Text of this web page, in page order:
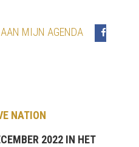
AAN MIJN AGENDA
NATION
2022 IN HET